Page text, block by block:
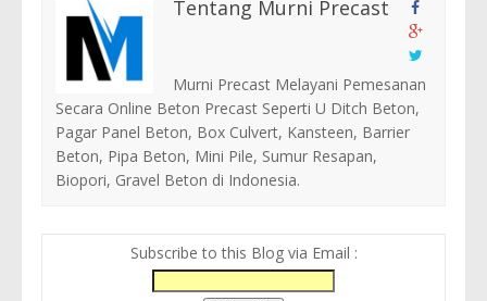
Tentang Murni Precast
Murni Precast Melayani Pemesanan
Secara Online Beton Precast Seperti U Ditch Beton,
Pagar Panel Beton, Box Culvert, Kansteen, Barrier
Beton, Pipa Beton, Mini Pile, Sumur Resapan,
Biopori, Gravel Beton di Indonesia.
Subscribe to this Blog via Email :